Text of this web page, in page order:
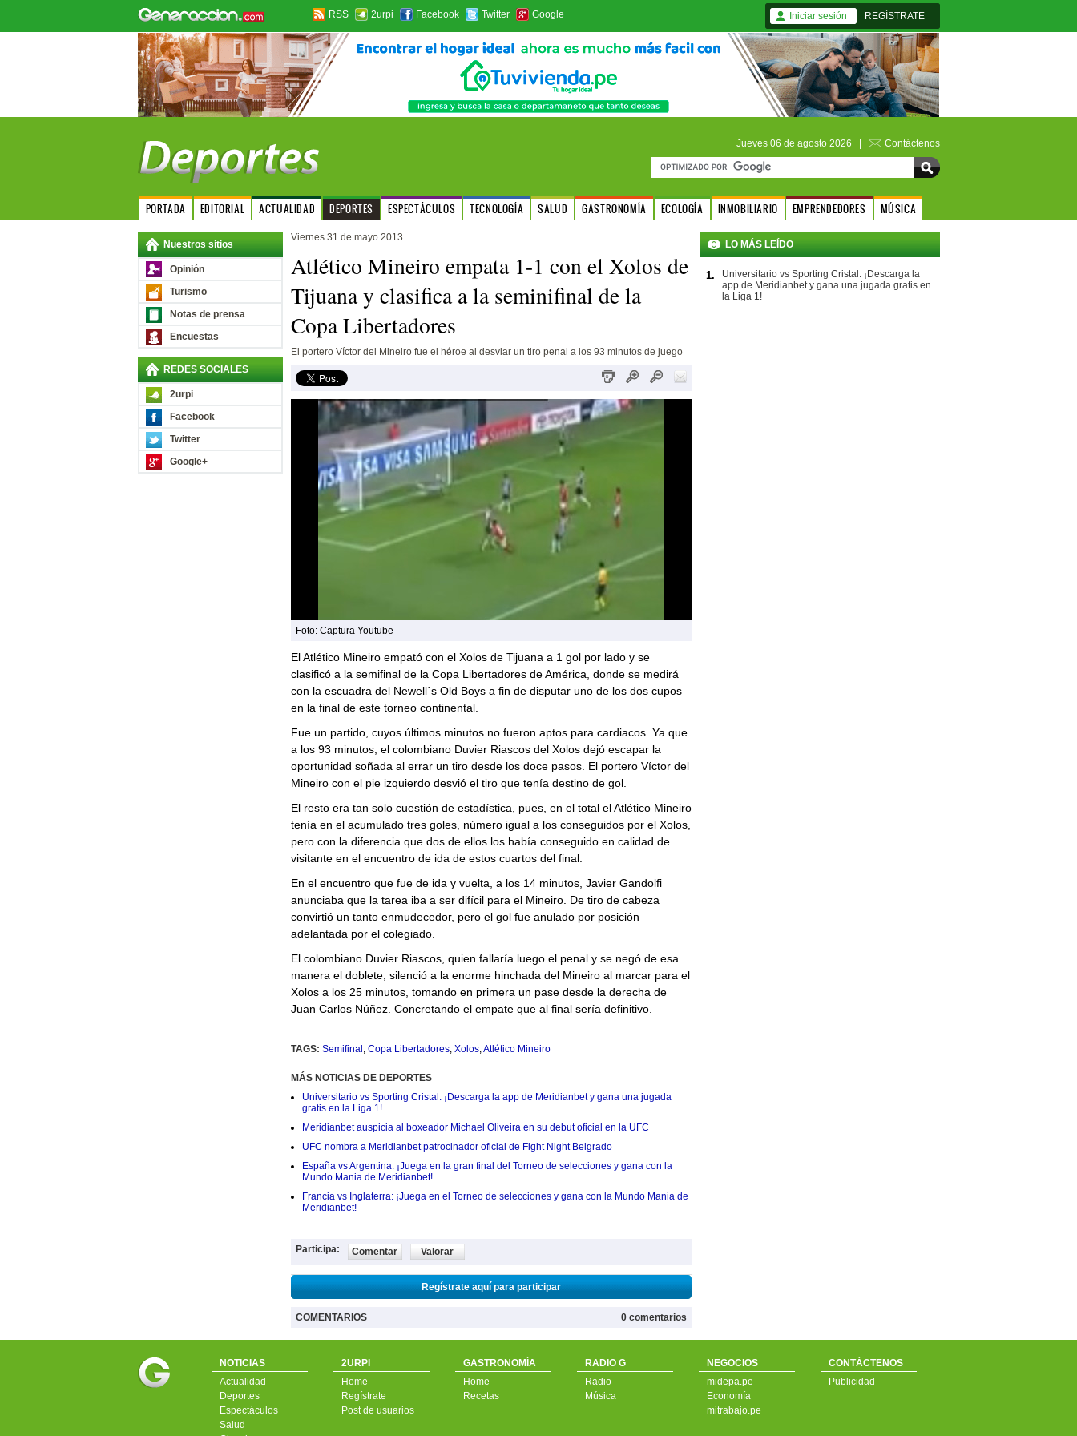
RSS 2urpi Facebook Twitter Google+ Iniciar sesión REGÍSTRATE
Jueves 06 de agosto 2026 | Contáctenos
PORTADA EDITORIAL ACTUALIDAD DEPORTES ESPECTÁCULOS TECNOLOGÍA SALUD GASTRONOMÍA ECOLOGÍA INMOBILIARIO EMPRENDEDORES MÚSICA
Nuestros sitios
Opinión
Turismo
Notas de prensa
Encuestas
REDES SOCIALES
2urpi
Facebook
Twitter
Google+
Viernes 31 de mayo 2013
Atlético Mineiro empata 1-1 con el Xolos de
Tijuana y clasifica a la seminifinal de la
Copa Libertadores
El portero Víctor del Mineiro fue el héroe al desviar un tiro penal a los 93 minutos de juego
Foto: Captura Youtube
El Atlético Mineiro empató con el Xolos de Tijuana a 1 gol por lado y se
clasificó a la semifinal de la Copa Libertadores de América, donde se medirá
con la escuadra del Newell´s Old Boys a fin de disputar uno de los dos cupos
en la final de este torneo continental.
Fue un partido, cuyos últimos minutos no fueron aptos para cardiacos. Ya que
a los 93 minutos, el colombiano Duvier Riascos del Xolos dejó escapar la
oportunidad soñada al errar un tiro desde los doce pasos. El portero Víctor del
Mineiro con el pie izquierdo desvió el tiro que tenía destino de gol.
El resto era tan solo cuestión de estadística, pues, en el total el Atlético Mineiro
tenía en el acumulado tres goles, número igual a los conseguidos por el Xolos,
pero con la diferencia que dos de ellos los había conseguido en calidad de
visitante en el encuentro de ida de estos cuartos del final.
En el encuentro que fue de ida y vuelta, a los 14 minutos, Javier Gandolfi
anunciaba que la tarea iba a ser difícil para el Mineiro. De tiro de cabeza
convirtió un tanto enmudecedor, pero el gol fue anulado por posición
adelantada por el colegiado.
El colombiano Duvier Riascos, quien fallaría luego el penal y se negó de esa
manera el doblete, silenció a la enorme hinchada del Mineiro al marcar para el
Xolos a los 25 minutos, tomando en primera un pase desde la derecha de
Juan Carlos Núñez. Concretando el empate que al final sería definitivo.
TAGS: Semifinal , Copa Libertadores, Xolos,Atlético Mineiro
MÁS NOTICIAS DE DEPORTES
Universitario vs Sporting Cristal: ¡Descarga la app de Meridianbet y gana una jugada
gratis en la Liga 1!
Meridianbet auspicia al boxeador Michael Oliveira en su debut oficial en la UFC
UFC nombra a Meridianbet patrocinador oficial de Fight Night Belgrado
España vs Argentina: ¡Juega en la gran final del Torneo de selecciones y gana con la
Mundo Mania de Meridianbet!
Francia vs Inglaterra: ¡Juega en el Torneo de selecciones y gana con la Mundo Mania de
Meridianbet!
Participa: Comentar Valorar
Regístrate aquí para participar
COMENTARIOS 0 comentarios
LO MÁS LEÍDO
1.
Universitario vs Sporting Cristal: ¡Descarga la
app de Meridianbet y gana una jugada gratis en
la Liga 1!
NOTICIAS
Actualidad
Deportes
Espectáculos
Salud
2URPI
Home
Regístrate
Post de usuarios
GASTRONOMÍA
Home
Recetas
RADIO G
Radio
Música
NEGOCIOS
midepa.pe
Economía
mitrabajo.pe
CONTÁCTENOS
Publicidad